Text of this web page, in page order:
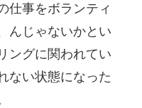
仕事をボランティ
んじゃないかとい
ングに関われてい
ない状態になった